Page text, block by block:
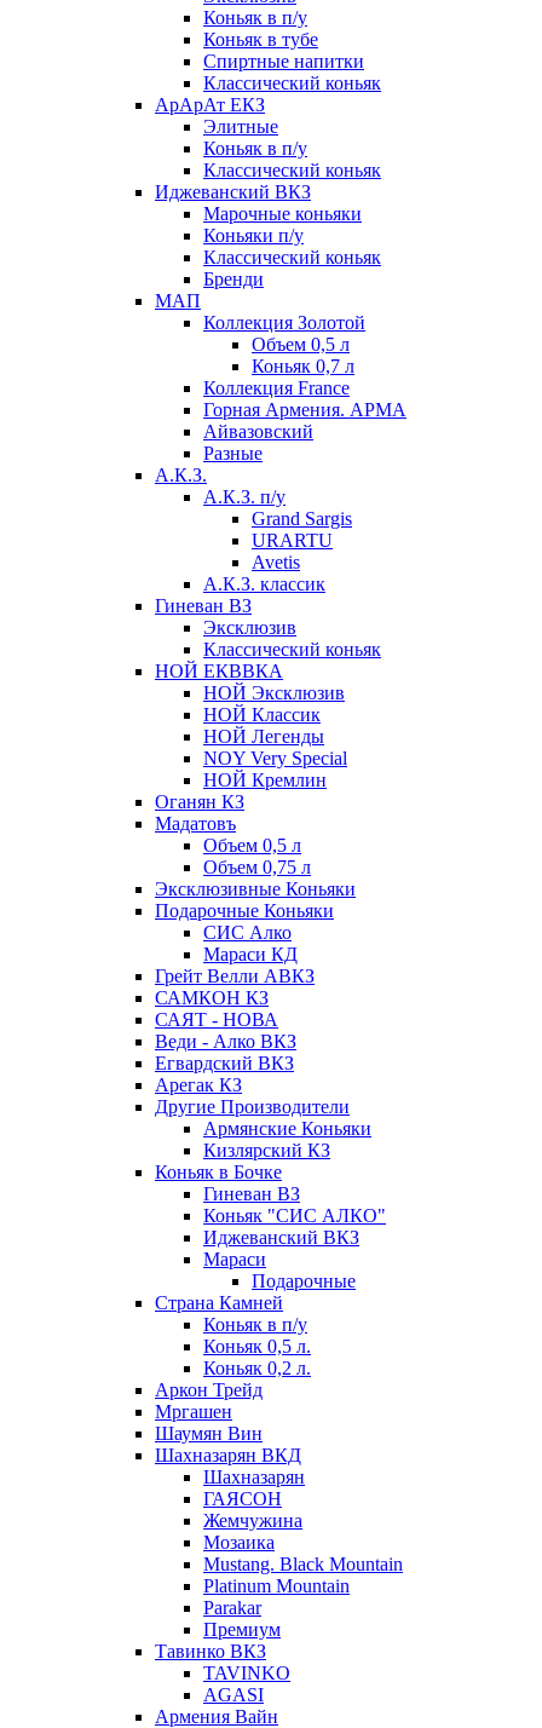
Коньяк в п/у
Коньяк в тубе
Спиртные напитки
Классический коньяк
АрАрАт ЕКЗ
Элитные
Коньяк в п/у
Классический коньяк
Иджеванский ВКЗ
Марочные коньяки
Коньяки п/у
Классический коньяк
Бренди
МАП
Коллекция Золотой
Объем 0,5 л
Коньяк 0,7 л
Коллекция France
Горная Армения. АРМА
Айвазовский
Разные
А.К.З.
А.К.З. п/у
Grand Sargis
URARTU
Avetis
А.К.З. классик
Гиневан ВЗ
Эксклюзив
Классический коньяк
НОЙ ЕКВВКА
НОЙ Эксклюзив
НОЙ Классик
НОЙ Легенды
NOY Very Speсial
НОЙ Кремлин
Оганян КЗ
Мадатовъ
Объем 0,5 л
Объем 0,75 л
Эксклюзивные Коньяки
Подарочные Коньяки
СИС Алко
Мараси КД
Грейт Велли АВКЗ
САМКОН КЗ
САЯТ - НОВА
Веди - Алко ВКЗ
Егвардский ВКЗ
Арегак КЗ
Другие Производители
Армянские Коньяки
Кизлярский КЗ
Коньяк в Бочке
Гиневан ВЗ
Коньяк "СИС АЛКО"
Иджеванский ВКЗ
Мараси
Подарочные
Страна Камней
Коньяк в п/у
Коньяк 0,5 л.
Коньяк 0,2 л.
Аркон Трейд
Мргашен
Шаумян Вин
Шахназарян ВКД
Шахназарян
ГАЯСОН
Жемчужина
Мозаика
Mustang. Black Mountain
Platinum Mountain
Parakar
Премиум
Тавинко ВКЗ
TAVINKO
AGASI
Армения Вайн